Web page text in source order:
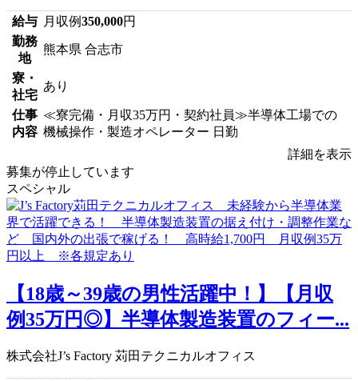
給与 月収例350,000円
勤務
地
熊本県 合志市
寮・
社宅
あり
仕事
内容
≪寮完備・月収35万円・契約社員≫半導体工場での
機械操作・製造オペレーター 日勤
詳細を表示
募集が停止しています
スペシャル
【18歳～39歳の男性活躍中！】【月収
例35万円◎】半導体製造装置のフィー...
株式会社J’s Factory 苅田テクニカルオフィス